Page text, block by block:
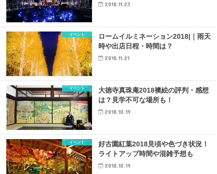
2018.11.23
イベント
ロームイルミネーション2018|｜雨天
時や出店日程・時間は？
2018.11.21
イベント
大徳寺真珠庵2018襖絵の評判・感想
は？見学不可な場所も！
2018.10.19
イベント
好古園紅葉2018見頃や色づき状況！
ライトアップ時間や混雑予想も
2018.10.19